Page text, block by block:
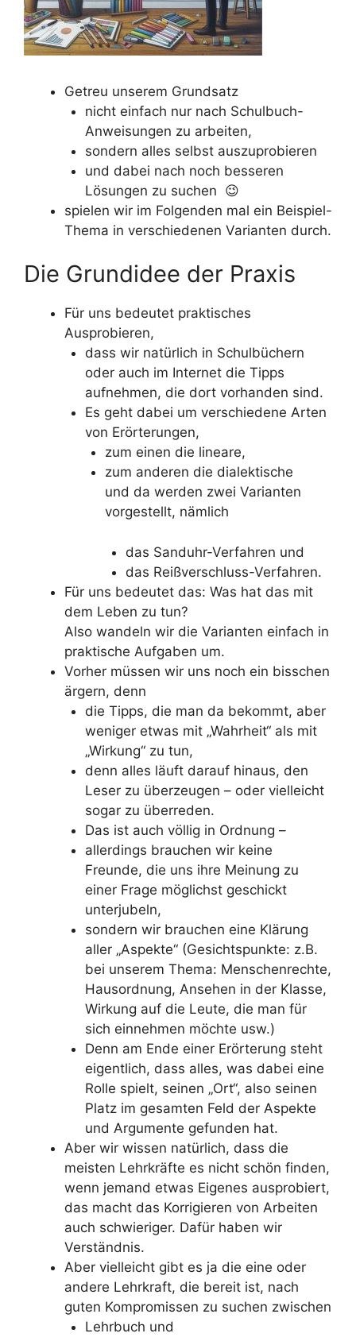
Getreu unserem Grundsatz
nicht einfach nur nach Schulbuch-
Anweisungen zu arbeiten,
sondern alles selbst auszuprobieren
und dabei nach noch besseren
Lösungen zu suchen 😉
spielen wir im Folgenden mal ein Beispiel-
Thema in verschiedenen Varianten durch.
Die Grundidee der Praxis
Für uns bedeutet praktisches
Ausprobieren,
dass wir natürlich in Schulbüchern
oder auch im Internet die Tipps
aufnehmen, die dort vorhanden sind.
Es geht dabei um verschiedene Arten
von Erörterungen,
zum einen die lineare,
zum anderen die dialektische
und da werden zwei Varianten
vorgestellt, nämlich
das Sanduhr-Verfahren und
das Reißverschluss-Verfahren.
Für uns bedeutet das: Was hat das mit
dem Leben zu tun?
Also wandeln wir die Varianten einfach in
praktische Aufgaben um.
Vorher müssen wir uns noch ein bisschen
ärgern, denn
die Tipps, die man da bekommt, aber
weniger etwas mit „Wahrheit“ als mit
„Wirkung“ zu tun,
denn alles läuft darauf hinaus, den
Leser zu überzeugen – oder vielleicht
sogar zu überreden.
Das ist auch völlig in Ordnung –
allerdings brauchen wir keine
Freunde, die uns ihre Meinung zu
einer Frage möglichst geschickt
unterjubeln,
sondern wir brauchen eine Klärung
aller „Aspekte“ (Gesichtspunkte: z.B.
bei unserem Thema: Menschenrechte,
Hausordnung, Ansehen in der Klasse,
Wirkung auf die Leute, die man für
sich einnehmen möchte usw.)
Denn am Ende einer Erörterung steht
eigentlich, dass alles, was dabei eine
Rolle spielt, seinen „Ort“, also seinen
Platz im gesamten Feld der Aspekte
und Argumente gefunden hat.
Aber wir wissen natürlich, dass die
meisten Lehrkräfte es nicht schön finden,
wenn jemand etwas Eigenes ausprobiert,
das macht das Korrigieren von Arbeiten
auch schwieriger. Dafür haben wir
Verständnis.
Aber vielleicht gibt es ja die eine oder
andere Lehrkraft, die bereit ist, nach
guten Kompromissen zu suchen zwischen
Lehrbuch und